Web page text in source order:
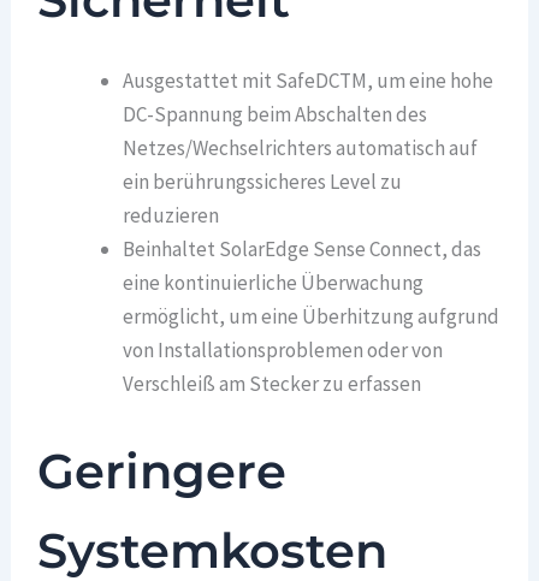
Ausgestattet mit SafeDCTM, um eine hohe
DC-Spannung beim Abschalten des
Netzes/Wechselrichters automatisch auf
ein berührungssicheres Level zu
reduzieren
Beinhaltet SolarEdge Sense Connect, das
eine kontinuierliche Überwachung
ermöglicht, um eine Überhitzung aufgrund
von Installationsproblemen oder von
Verschleiß am Stecker zu erfassen
Geringere
Systemkosten